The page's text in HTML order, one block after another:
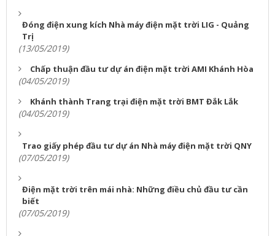
Đóng điện xung kích Nhà máy điện mặt trời LIG - Quảng
Trị
(13/05/2019)
Chấp thuận đầu tư dự án điện mặt trời AMI Khánh Hòa
(04/05/2019)
Khánh thành Trang trại điện mặt trời BMT Đắk Lắk
(04/05/2019)
Trao giấy phép đầu tư dự án Nhà máy điện mặt trời QNY
(07/05/2019)
Điện mặt trời trên mái nhà: Những điều chủ đầu tư cần
biết
(07/05/2019)